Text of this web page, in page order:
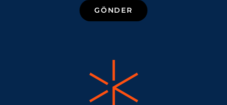
GÖNDER